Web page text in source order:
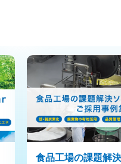
食品工場の課題解